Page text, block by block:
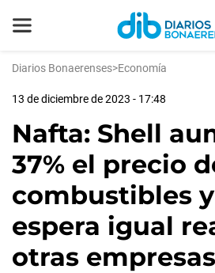
Diarios Bonaerenses>Economía
13 de diciembre de 2023 - 17:48
Nafta: Shell
37% el precio
combustibles
espera igual
otras empresas